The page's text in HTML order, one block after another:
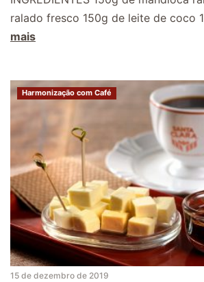
ralado fresco 150g de leite de coco
mais
Harmonização com Café
15 de dezembro de 2019